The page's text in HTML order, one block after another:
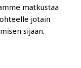
matkustaa
jotain
sijaan.